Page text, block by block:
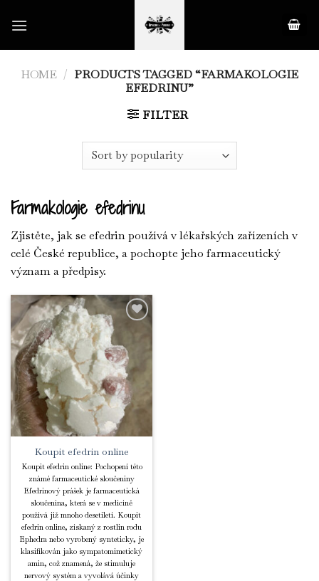
HOME / PRODUCTS TAGGED “FARMAKOLOGIE
EFEDRINU”
FILTER
Farmakologie efedrinu
Zjistěte, jak se efedrin používá v lékařských zařízeních v
celé České republice, a pochopte jeho farmaceutický
význam a předpisy.
Add to
Wishlist
Koupit efedrin online
Koupit efedrin online: Pochopení této
známé farmaceutické sloučeniny
Efedrinový prášek je farmaceutická
sloučenina, která se v medicíně
používá již mnoho desetiletí. Koupit
efedrin online, získaný z rostlin rodu
Ephedra nebo vyrobený synteticky, je
klasifikován jako sympatomimetický
amin, což znamená, že stimuluje
nervový systém a vyvolává účinky